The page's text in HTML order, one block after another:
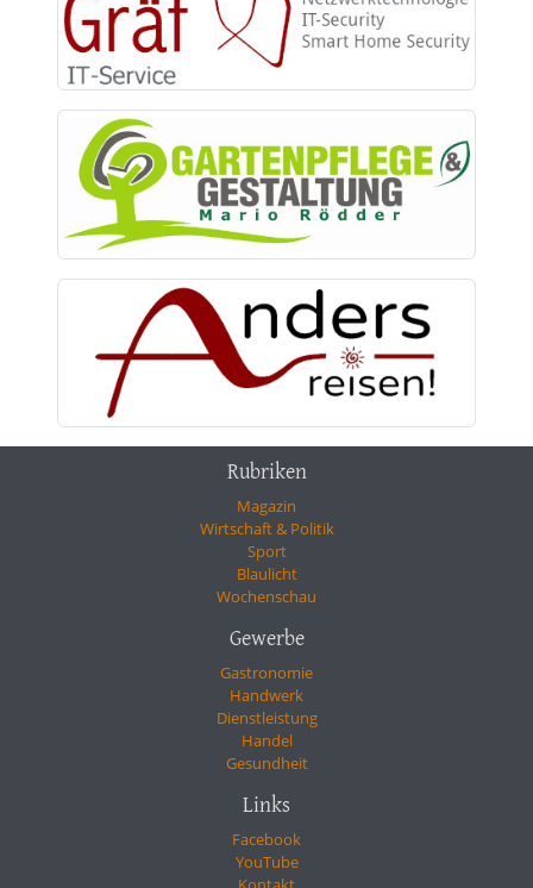
Rubriken
Magazin
Wirtschaft & Politik
Sport
Blaulicht
Wochenschau
Gewerbe
Gastronomie
Handwerk
Dienstleistung
Handel
Gesundheit
Links
Facebook
YouTube